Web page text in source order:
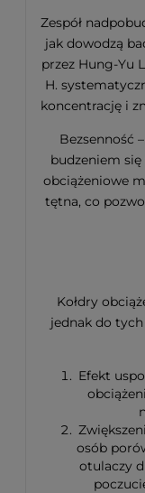
Zespół
jak dowodzą
przez Hung-Yu
H.
koncentrację i
Bezsenność
budzeniem
obciążeniowe
tętna, co
Kołdry
jednak do
Efekt
osób
otulaczy